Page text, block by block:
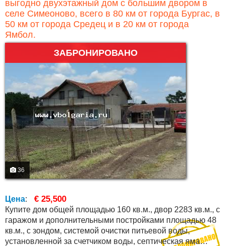
выгодно двухэтажный дом с большим двором в
селе Симеоново, всего в 80 км от города Бургас, в
50 км от города Средец и в 20 км от города
Ямбол.
ЗАБРОНИРОВАНО
36
Цена: € 25,500
Купите дом общей площадью 160 кв.м., двор 2283 кв.м., с
гаражом и дополнительными постройками площадью 48
кв.м., с зондом, системой очистки питьевой воды,
установленной за счетчиком воды, септическая яма